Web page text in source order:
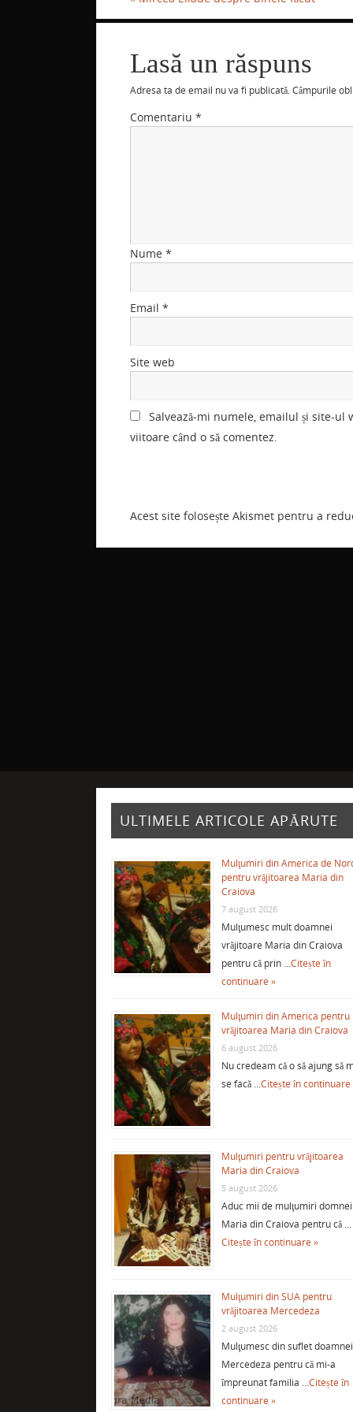
Lasă un răspuns
Adresa ta de email nu va fi publicată. Câmpurile
Comentariu *
Nume *
Email *
Site web
Salvează-mi numele, emailul și site-
viitoare când o să comentez.
Acest site folosește Akismet pentru a
ULTIMELE ARTICOLE APĂRUTE
Mulţumiri din America de
pentru vrăjitoarea Maria din
Craiova
7 august 2026
Mulţumesc mult doamnei
vrăjitoare Maria din Craiova
pentru că prin …Citește în
continuare »
Mulţumiri din America pentru
vrăjitoarea Maria din Craiova
6 august 2026
Nu credeam că o să ajung să
se facă …Citește în continuare
Mulţumiri pentru vrăjitoarea
Maria din Craiova
5 august 2026
Aduc mii de mulţumiri domnei
Maria din Craiova pentru că …
Citește în continuare »
Mulţumiri din SUA pentru
vrăjitoarea Mercedeza
2 august 2026
Mulţumesc din suflet doamnei
Mercedeza pentru că mi-a
împreunat familia …Citește în
continuare »